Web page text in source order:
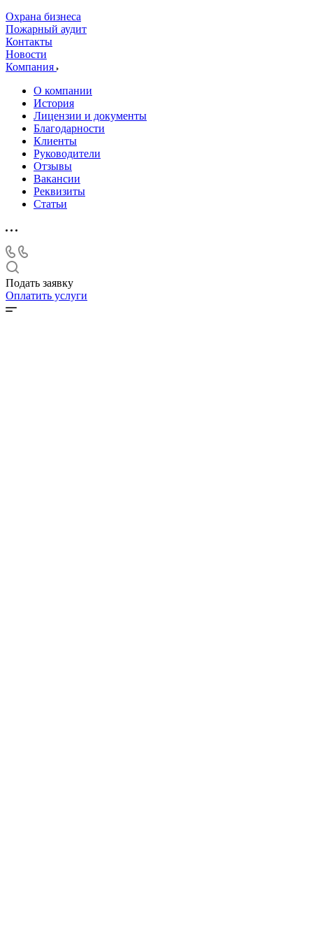
Охрана бизнеса
Пожарный аудит
Контакты
Новости
Компания
О компании
История
Лицензии и документы
Благодарности
Клиенты
Руководители
Отзывы
Вакансии
Реквизиты
Статьи
Подать заявку
Оплатить услуги